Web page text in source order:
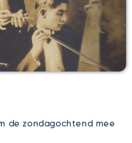
de zondagochtend mee